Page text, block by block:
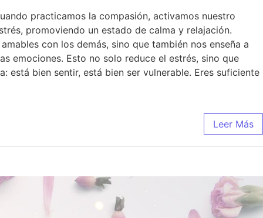
practicamos la compasión, activamos nuestro
promoviendo un estado de calma y relajación.
con los demás, sino que también nos enseña a
emociones. Esto no solo reduce el estrés, sino que
está bien sentir, está bien ser vulnerable. Eres suficiente
Leer Más